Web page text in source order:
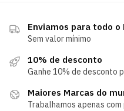
Enviamos para todo o
Sem valor mínimo
10% de desconto
Ganhe 10% de desconto
Maiores Marcas do
Trabalhamos apenas